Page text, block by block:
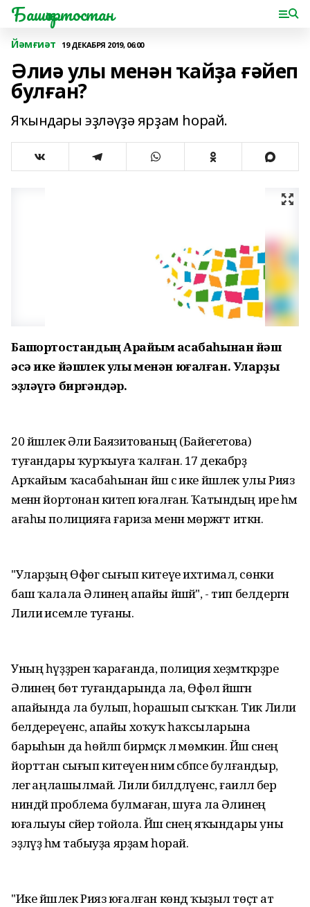
Башҡортостан
Йәмғиәт 19 ДЕКАБРЯ 2019, 06:00
Әлиә улы менән ҡайҙа ғәйеп
булған?
Яҡындары эҙләүҙә ярҙам һорай.
Башҡортостандың Арҡайым ҡасабаһынан йәш
әсә ике йәшлек улы менән юғалған. Уларҙы
эҙләүгә биргәндәр.
20 йәшлек Әлиә Баязитованың (Байегетова)
туғандары ҡурҡыуға ҡалған. 17 декабрҙә
Арҡайым ҡасабаһынан йәш әсә ике йәшлек улы Рияз
менән йортонан китеп юғалған. Ҡатындың ире һәм
ағаһы полицияға ғариза менән мөрәжәғәт иткән.
"Уларҙың Өфөгә сығып китеүе ихтимал, сөнки
баш ҡалала Әлиәнең апайы йәшәй", - тип белдергән
Лилиә исемле туғаны.
Уның һүҙҙәренә ҡарағанда, полиция хеҙмәткәрҙәре
Әлиәнең бөтә туғандарында ла, Өфөлә йәшәгән
апайында ла булып, һорашып сыҡҡан. Тик Лилиә
белдереүенсә, апайы хоҡуҡ һаҡсыларына
барыһын да һөйләп бирмәҫкә лә мөмкин. Йәш әсәнең
йорттан сығып китеүенә нимә сәбәпсе булғандыр,
әлегә аңлашылмай. Лилиә билдәләүенсә, ғаиләлә бер
ниндәй проблема булмаған, шуға ла Әлиәнең
юғалыуы сәйер тойола. Йәш әсәнең яҡындары уны
эҙләүҙә һәм табыуҙа ярҙам һорай.
"Ике йәшлек Рияз юғалған көндә ҡыҙыл төҫтә ат